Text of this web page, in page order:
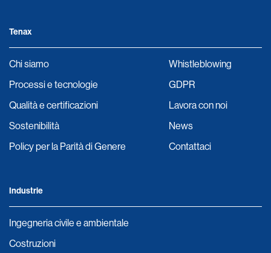
Tenax
Chi siamo
Processi e tecnologie
Qualità e certificazioni
Sostenibilità
Policy per la Parità di Genere
Whistleblowing
GDPR
Lavora con noi
News
Contattaci
Industrie
Ingegneria civile e ambientale
Costruzioni